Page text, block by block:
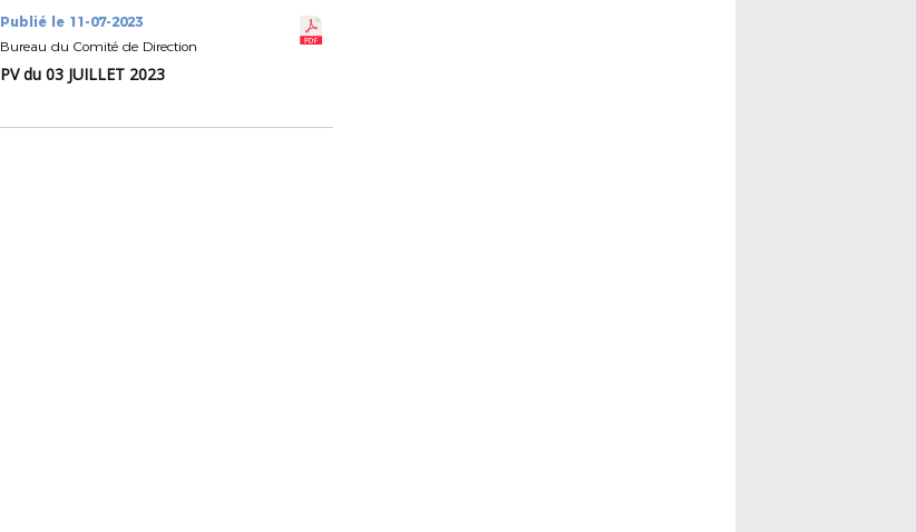
Publié le 11-07-2023
Bureau du Comité de Direction
PV du 03 JUILLET 2023